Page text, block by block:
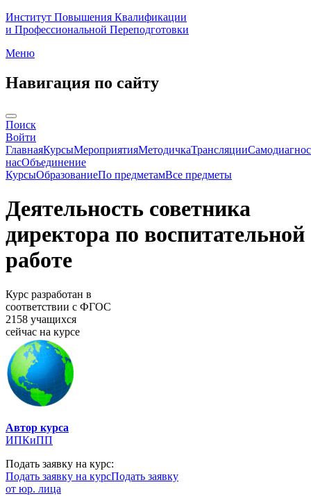
Институт Повышения Квалификации
и Профессиональной Переподготовки
Меню
Навигация по сайту
Поиск
Войти
ГлавнаяКурсыМероприятияМетодичкаТрансляции
насОбъединение
КурсыОбразованиеПо предметамВсе предметы
Деятельность советника
директора по воспитательной
работе
Курс разработан в
соответствии с ФГОС
2158 учащихся
сейчас на курсе
Автор курса
ИПКиПП
Подать заявку на курс:
Подать заявку на курсПодать заявку
от юр. лица